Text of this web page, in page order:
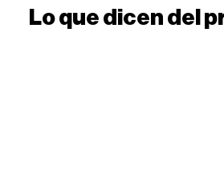
Lo que dicen del